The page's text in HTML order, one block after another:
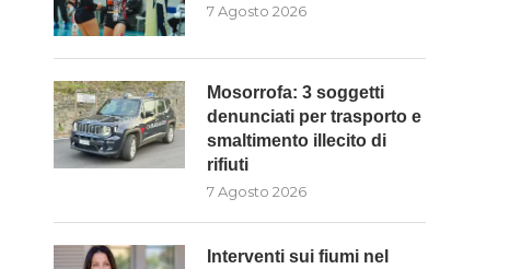
7 Agosto 2026
Mosorrofa: 3 soggetti
denunciati per trasporto e
smaltimento illecito di
rifiuti
7 Agosto 2026
Interventi sui fiumi nel